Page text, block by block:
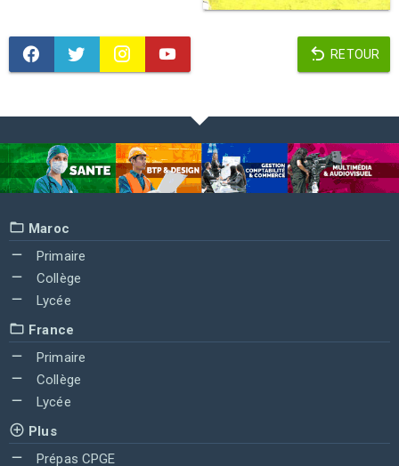
RETOUR
Maroc
Primaire
Collège
Lycée
France
Primaire
Collège
Lycée
Plus
Prépas CPGE